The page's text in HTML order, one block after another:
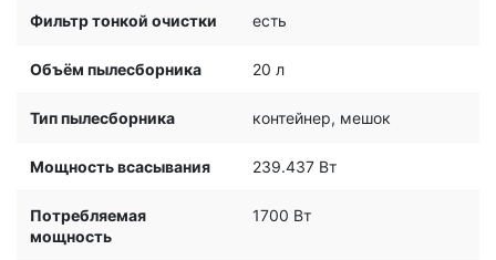
Фильтр тонкой очистки есть
Объём пылесборника 20 л
Тип пылесборника контейнер, мешок
Мощность всасывания 239.437 Вт
Потребляемая
мощность
1700 Вт